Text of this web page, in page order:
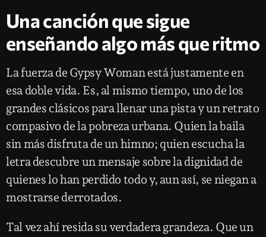
Una canción que sigue
enseñando algo más que ritmo
La fuerza de Gypsy Woman está justamente en
esa doble vida. Es, al mismo tiempo, uno de los
grandes clásicos para llenar una pista y un retrato
compasivo de la pobreza urbana. Quien la baila
sin más disfruta de un himno; quien escucha la
letra descubre un mensaje sobre la dignidad de
quienes lo han perdido todo y, aun así, se niegan a
mostrarse derrotados.
Tal vez ahí resida su verdadera grandeza. Que un